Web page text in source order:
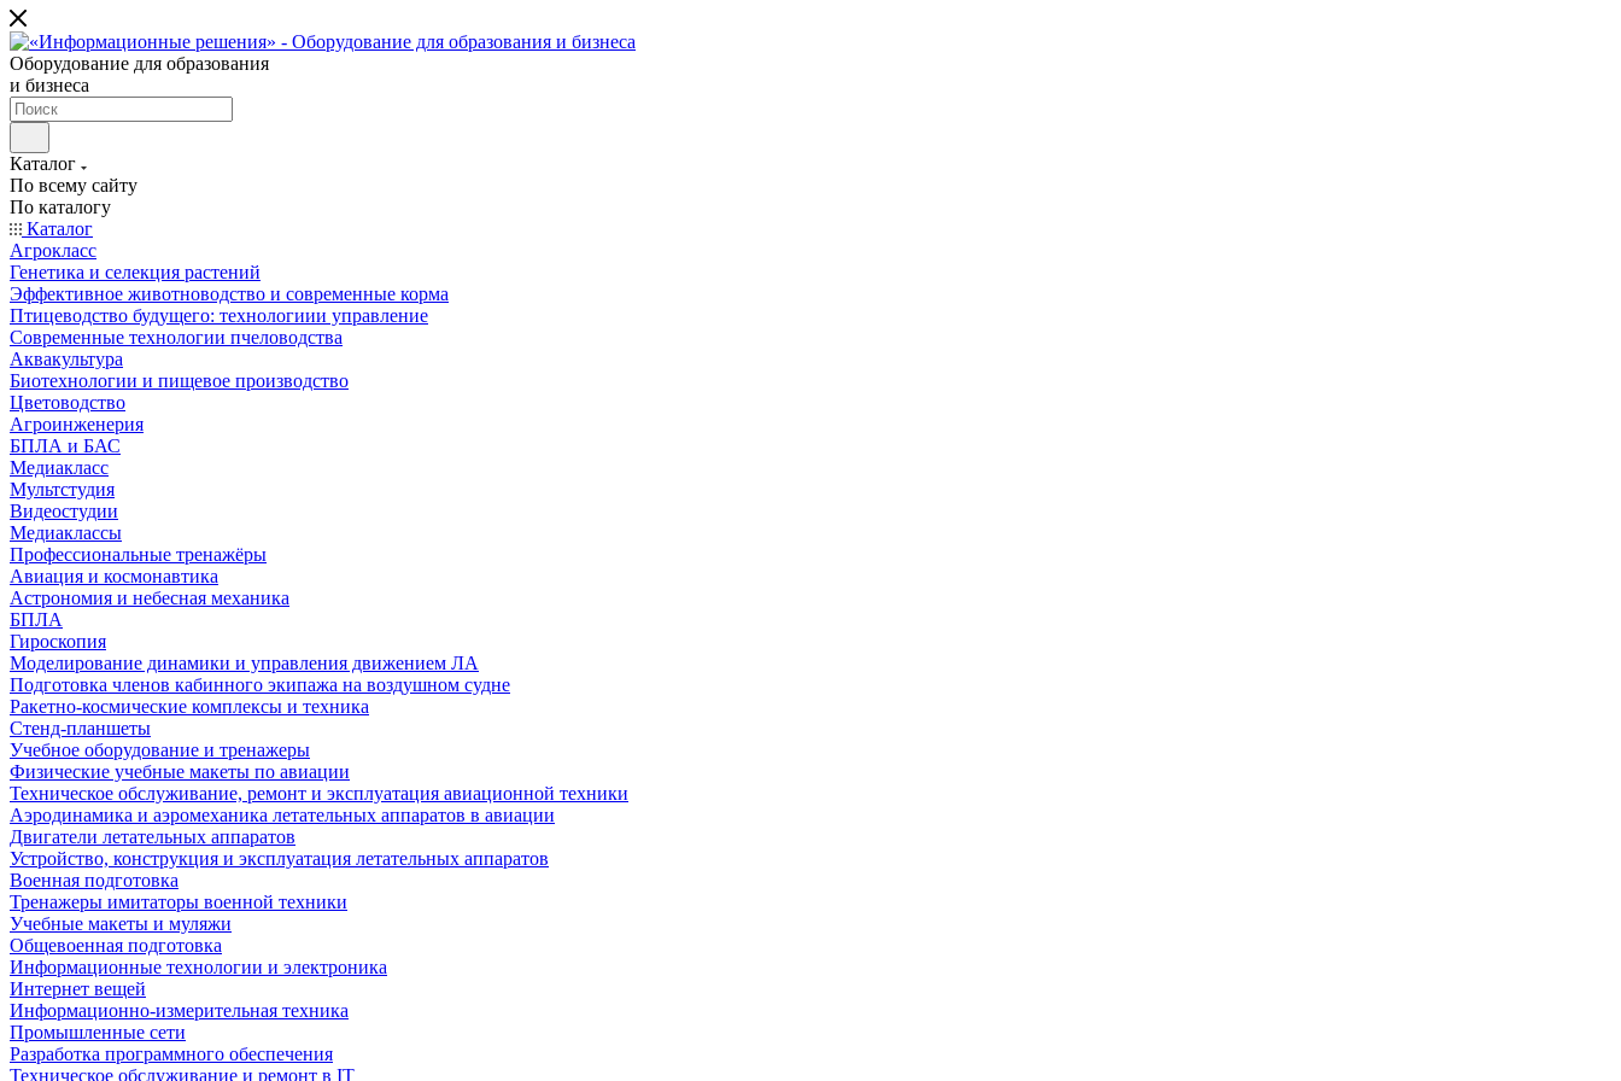
Оборудование для образования
и бизнеса
Каталог
По всему сайту
По каталогу
Каталог
Агрокласс
Генетика и селекция растений
Эффективное животноводство и современные корма
Птицеводство будущего: технологиии управление
Современные технологии пчеловодства
Аквакультура
Биотехнологии и пищевое производство
Цветоводство
Агроинженерия
БПЛА и БАС
Медиакласс
Мультстудия
Видеостудии
Медиаклассы
Профессиональные тренажёры
Авиация и космонавтика
Астрономия и небесная механика
БПЛА
Гироскопия
Моделирование динамики и управления движением ЛА
Подготовка членов кабинного экипажа на воздушном судне
Ракетно-космические комплексы и техника
Стенд-планшеты
Учебное оборудование и тренажеры
Физические учебные макеты по авиации
Техническое обслуживание, ремонт и эксплуатация авиационной техники
Аэродинамика и аэромеханика летательных аппаратов в авиации
Двигатели летательных аппаратов
Устройство, конструкция и эксплуатация летательных аппаратов
Военная подготовка
Тренажеры имитаторы военной техники
Учебные макеты и муляжи
Общевоенная подготовка
Информационные технологии и электроника
Интернет вещей
Информационно-измерительная техника
Промышленные сети
Разработка программного обеспечения
Техническое обслуживание и ремонт в IT